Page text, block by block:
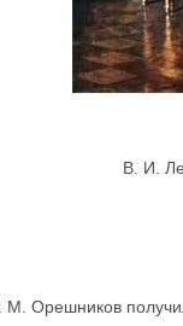
В. И.
Орешников